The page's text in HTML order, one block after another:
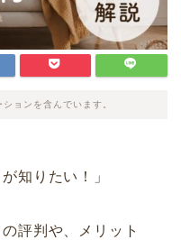
ョンを含んでいます。
知りたい！」
評判や、メリット